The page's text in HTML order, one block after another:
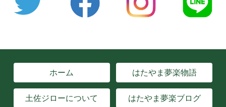
ホーム はたやま夢楽物語
土佐ジローについて はたやま夢楽ブログ